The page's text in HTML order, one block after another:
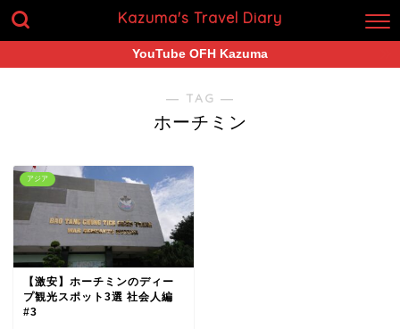
Kazuma's Travel Diary
YouTube OFH Kazuma
― TAG ―
ホーチミン
アジア
【激安】ホーチミンのディー
プ観光スポット3選 社会人編
#3